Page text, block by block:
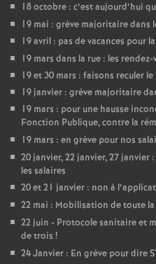
18 octobre : c’est aujourd’hui
19 mai : grève majoritaire dans
19 avril : pas de vacances pour
19 mars dans la rue : les
19 et 30 mars : faisons reculer
19 janvier : grève majoritaire
19 mars : pour une hausse
Fonction Publique, contre la
19 mars : en grève pour nos
20 janvier, 22 janvier, 27
les salaires
20 et 21 janvier : non à
22 mai : Mobilisation de toute
22 juin - Protocole sanitaire et
de trois !
24 Janvier : En grève pour dire